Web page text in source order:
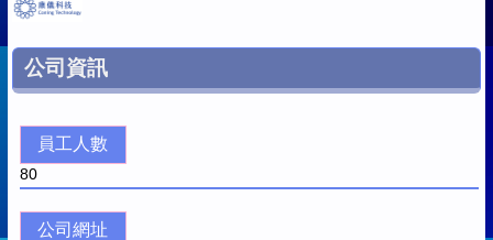
公司資訊
員工人數
80
公司網址